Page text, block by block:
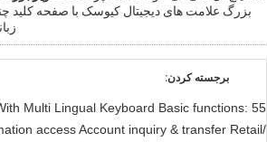
بزرگ علامت های دیجیتال کیوسک با صفحه کلید
برجسته کردن:
Multi Lingual Keyboard Basic functions:
access Account inquiry & transfer Retail/